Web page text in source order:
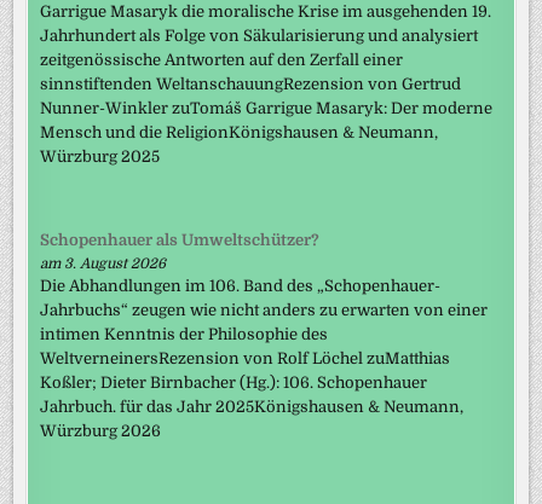
Garrigue Masaryk die moralische Krise im ausgehenden 19.
Jahrhundert als Folge von Säkularisierung und analysiert
zeitgenössische Antworten auf den Zerfall einer
sinnstiftenden WeltanschauungRezension von Gertrud
Nunner-Winkler zuTomáš Garrigue Masaryk: Der moderne
Mensch und die ReligionKönigshausen & Neumann,
Würzburg 2025
Schopenhauer als Umweltschützer?
am 3. August 2026
Die Abhandlungen im 106. Band des „Schopenhauer-
Jahrbuchs“ zeugen wie nicht anders zu erwarten von einer
intimen Kenntnis der Philosophie des
WeltverneinersRezension von Rolf Löchel zuMatthias
Koßler; Dieter Birnbacher (Hg.): 106. Schopenhauer
Jahrbuch. für das Jahr 2025Königshausen & Neumann,
Würzburg 2026